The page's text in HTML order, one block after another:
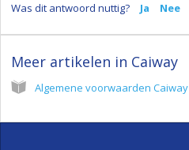
Was dit antwoord nuttig? Ja Nee
Meer artikelen in Caiway
Algemene voorwaarden Caiway